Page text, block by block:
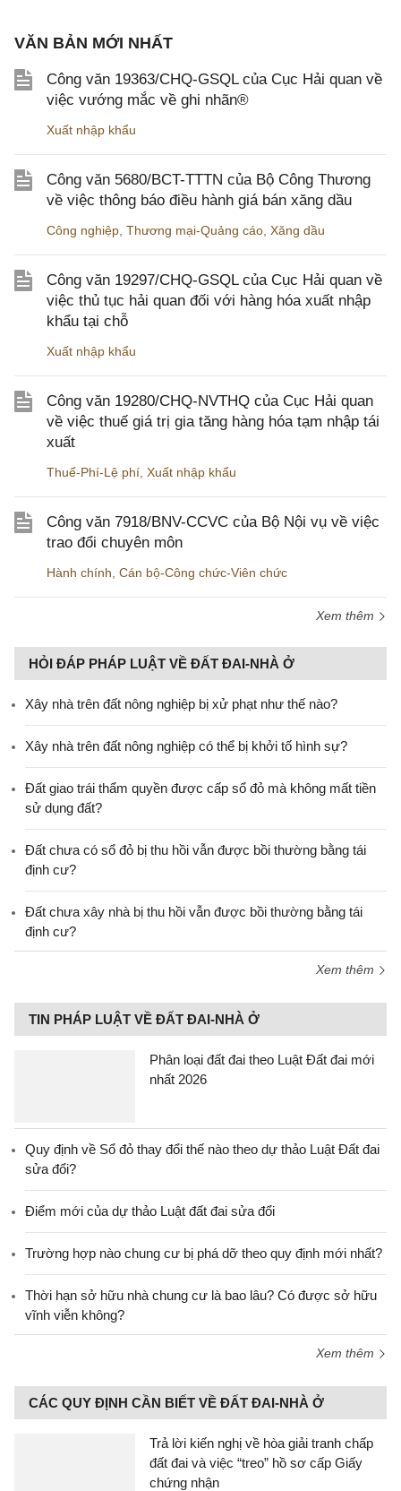
VĂN BẢN MỚI NHẤT
Công văn 19363/CHQ-GSQL của Cục Hải quan về
việc vướng mắc về ghi nhãn®
Xuất nhập khẩu
Công văn 5680/BCT-TTTN của Bộ Công Thương
về việc thông báo điều hành giá bán xăng dầu
Công nghiệp Thương mại-Quảng cáo Xăng dầu
Công văn 19297/CHQ-GSQL của Cục Hải quan về
việc thủ tục hải quan đối với hàng hóa xuất nhập
khẩu tại chỗ
Xuất nhập khẩu
Công văn 19280/CHQ-NVTHQ của Cục Hải quan
về việc thuế giá trị gia tăng hàng hóa tạm nhập tái
xuất
Thuế-Phí-Lệ phí Xuất nhập khẩu
Công văn 7918/BNV-CCVC của Bộ Nội vụ về việc
trao đổi chuyên môn
Hành chính Cán bộ-Công chức-Viên chức
Xem thêm
HỎI ĐÁP PHÁP LUẬT VỀ ĐẤT ĐAI-NHÀ Ở
Xây nhà trên đất nông nghiệp bị xử phạt như thế nào?
Xây nhà trên đất nông nghiệp có thể bị khởi tố hình sự?
Đất giao trái thẩm quyền được cấp sổ đỏ mà không mất tiền
sử dụng đất?
Đất chưa có sổ đỏ bị thu hồi vẫn được bồi thường bằng tái
định cư?
Đất chưa xây nhà bị thu hồi vẫn được bồi thường bằng tái
định cư?
Xem thêm
TIN PHÁP LUẬT VỀ ĐẤT ĐAI-NHÀ Ở
Phân loại đất đai theo Luật Đất đai mới
nhất 2026
Quy định về Sổ đỏ thay đổi thế nào theo dự thảo Luật Đất đai
sửa đổi?
Điểm mới của dự thảo Luật đất đai sửa đổi
Trường hợp nào chung cư bị phá dỡ theo quy định mới nhất?
Thời hạn sở hữu nhà chung cư là bao lâu? Có được sở hữu
vĩnh viễn không?
Xem thêm
CÁC QUY ĐỊNH CẦN BIẾT VỀ ĐẤT ĐAI-NHÀ Ở
Trả lời kiến nghị về hòa giải tranh chấp
đất đai và việc “treo” hồ sơ cấp Giấy
chứng nhận